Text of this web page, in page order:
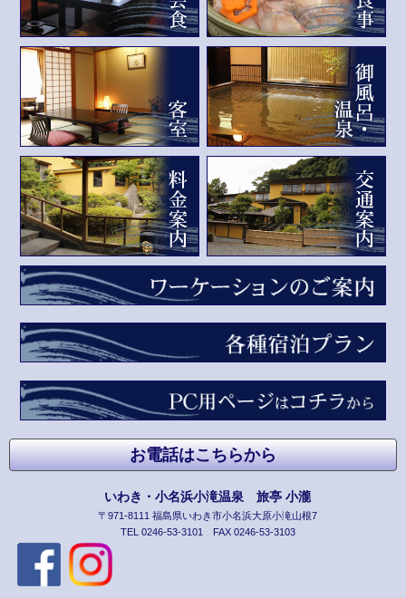
お電話はこちらから
いわき・小名浜小滝温泉 旅亭 小瀧
〒971-8111 福島県いわき市小名浜大原小滝山根7
TEL 0246-53-3101 FAX 0246-53-3103